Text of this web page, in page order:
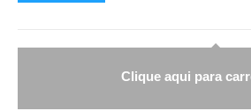
Clique aqui para